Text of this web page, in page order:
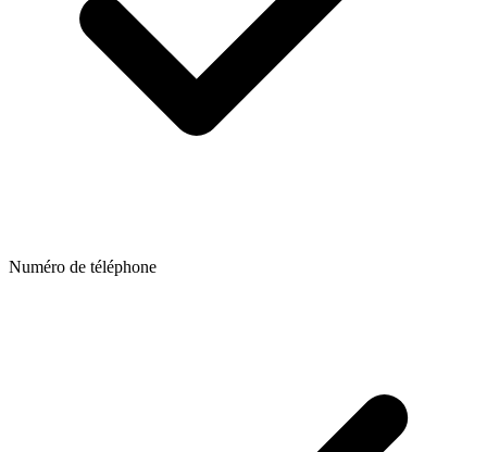
Numéro de téléphone